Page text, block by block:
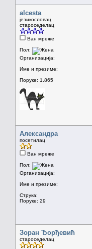
alcesta
језикословац
староседелац
Ван мреже
Пол:
Организација:
Име и презиме:
Поруке: 1.865
Александра
посетилац
Ван мреже
Пол:
Организација:
Име и презиме:
Струка:
Поруке: 29
Зоран Ђорђевић
староседелац